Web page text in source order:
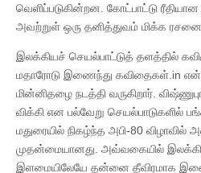
வெளிப்படுகின்றன. கோட்பாட்டு
அவற்றுள் ஒரு தனித்துவம் மிக்க ரசனை
இலக்கியச் செயல்பாட்டுத் தளத்தில்
மதாரோடு இணைந்து கவிதைகள்.in
மின்னிதழை நடத்தி வருகிறார்.
விக்கி என பல்வேறு செயல்பாடுகளில்
மதுரையில் நிகழ்ந்த அபி-80 விழாவில்
முதன்மையானது. அவ்வகையில்
இளமையிலேயே தன்னை தீவிரமாக